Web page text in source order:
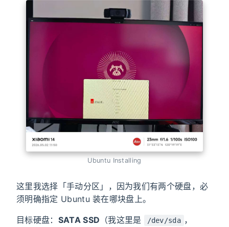
Ubuntu Installing
这里我选择「手动分区」，因为我们有两个硬盘，必
须明确指定 Ubuntu 装在哪块盘上。
目标硬盘： SATA SSD （我这里是 /dev/sda ，